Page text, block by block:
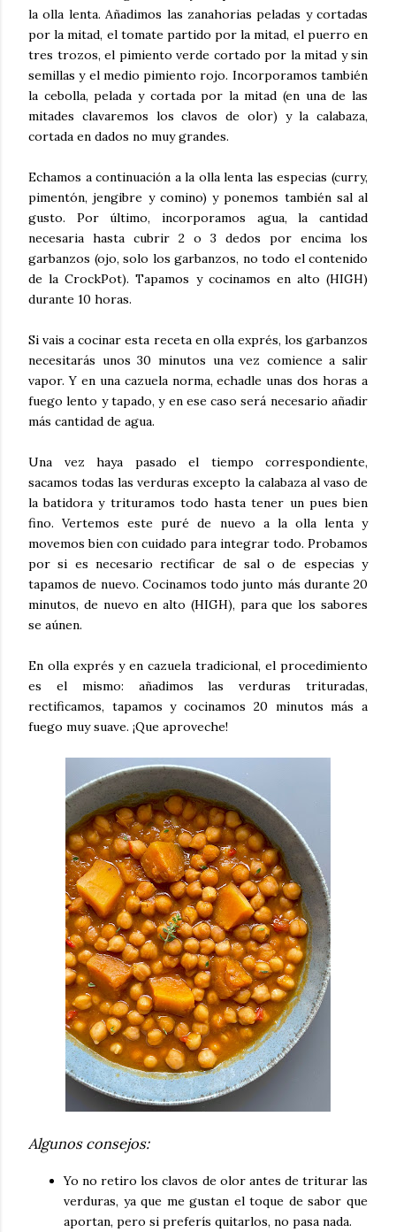
la olla lenta. Añadimos las zanahorias peladas y cortadas
por la mitad, el tomate partido por la mitad, el puerro en
tres trozos, el pimiento verde cortado por la mitad y sin
semillas y el medio pimiento rojo. Incorporamos también
la cebolla, pelada y cortada por la mitad (en una de las
mitades clavaremos los clavos de olor) y la calabaza,
cortada en dados no muy grandes.
Echamos a continuación a la olla lenta las especias (curry,
pimentón, jengibre y comino) y ponemos también sal al
gusto. Por último, incorporamos agua, la cantidad
necesaria hasta cubrir 2 o 3 dedos por encima los
garbanzos (ojo, solo los garbanzos, no todo el contenido
de la CrockPot). Tapamos y cocinamos en alto (HIGH)
durante 10 horas.
Si vais a cocinar esta receta en olla exprés, los garbanzos
necesitarás unos 30 minutos una vez comience a salir
vapor. Y en una cazuela norma, echadle unas dos horas a
fuego lento y tapado, y en ese caso será necesario añadir
más cantidad de agua.
Una vez haya pasado el tiempo correspondiente,
sacamos todas las verduras excepto la calabaza al vaso de
la batidora y trituramos todo hasta tener un pues bien
fino. Vertemos este puré de nuevo a la olla lenta y
movemos bien con cuidado para integrar todo. Probamos
por si es necesario rectificar de sal o de especias y
tapamos de nuevo. Cocinamos todo junto más durante 20
minutos, de nuevo en alto (HIGH), para que los sabores
se aúnen.
En olla exprés y en cazuela tradicional, el procedimiento
es el mismo: añadimos las verduras trituradas,
rectificamos, tapamos y cocinamos 20 minutos más a
fuego muy suave. ¡Que aproveche!
Algunos consejos:
Yo no retiro los clavos de olor antes de triturar las
verduras, ya que me gustan el toque de sabor que
aportan, pero si preferís quitarlos, no pasa nada.